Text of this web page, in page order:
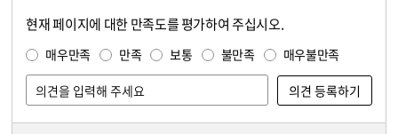
현재 페이지에 대한 만족도를 평가하여 주십시오.
매우만족 만족 보통 불만족 매우불만족